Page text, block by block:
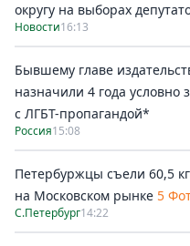
округу на выборах
Новости16:13
Бывшему главе
назначили 4 года условно
с ЛГБТ-пропагандой*
Россия15:08
Петербуржцы съели 60,5
на Московском рынке 5
С.Петербург14:22